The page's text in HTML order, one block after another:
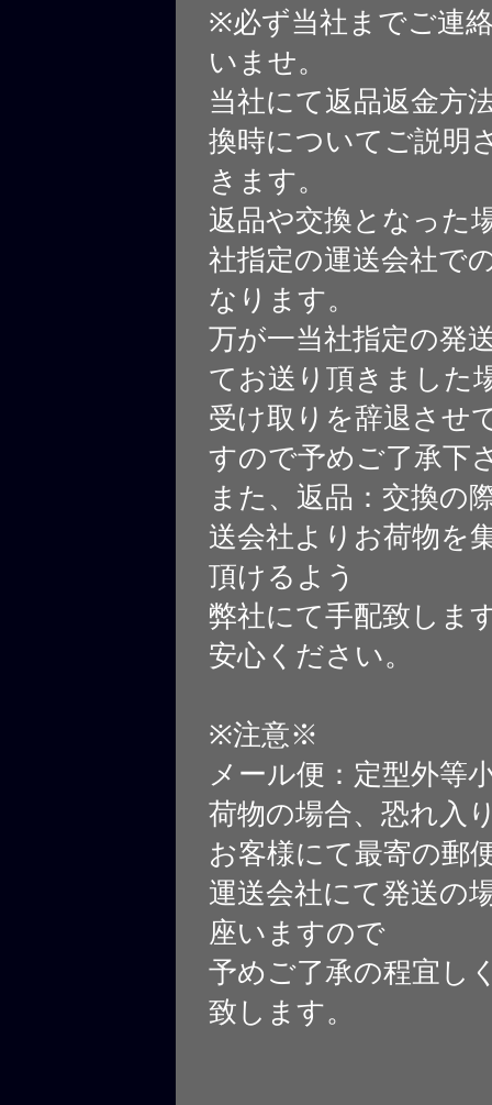
※必ず当社までご連
いませ。
当社にて返品返金方
換時についてご説明
きます。
返品や交換となった
社指定の運送会社で
なります。
万が一当社指定の発
てお送り頂きました
受け取りを辞退させ
すので予めご了承下
また、返品：交換の
送会社よりお荷物を
頂けるよう
弊社にて手配致しま
安心ください。
※注意※
メール便：定型外等
荷物の場合、恐れ入
お客様にて最寄の郵
運送会社にて発送の
座いますので
予めご了承の程宜し
致します。